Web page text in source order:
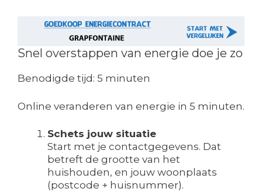
Snel overstappen van energie doe je zo
Benodigde tijd: 5 minuten
Online veranderen van energie in 5 minuten.
Schets jouw situatie
Start met je contactgegevens. Dat
betreft de grootte van het
huishouden, en jouw woonplaats
(postcode + huisnummer).